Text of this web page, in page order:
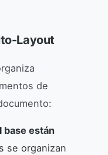
Layout
de
base están
se organizan